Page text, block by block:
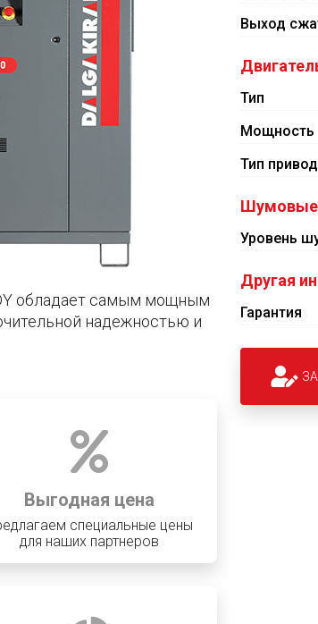
обладает самым мощным
надежностью и
Выгодная цена
специальные цены
для наших партнеров
Выход
Тип
Мощность
Тип
Шумовые
Уровень
Другая
Гарантия